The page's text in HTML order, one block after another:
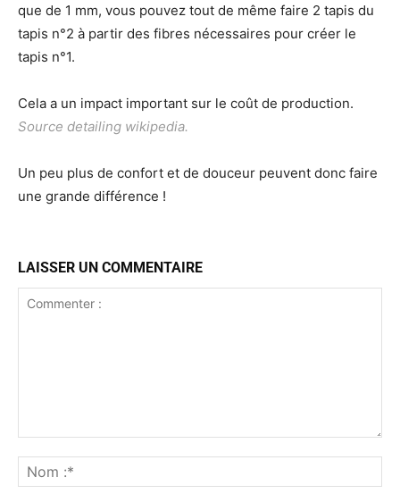
que de 1 mm, vous pouvez tout de même faire 2 tapis du
tapis n°2 à partir des fibres nécessaires pour créer le
tapis n°1.
Cela a un impact important sur le coût de production.
Source detailing wikipedia.
Un peu plus de confort et de douceur peuvent donc faire
une grande différence !
LAISSER UN COMMENTAIRE